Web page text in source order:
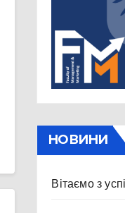
НОВИНИ
Вітаємо з